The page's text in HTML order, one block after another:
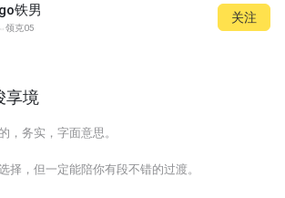
铁男
领克05
关注
享境
，务实，字面意思。
择，但一定能陪你有段不错的过渡。